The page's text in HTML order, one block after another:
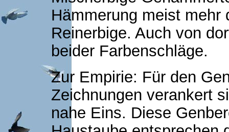
Hämmerung meist mehr
Reinerbige. Auch von
beider Farbenschläge.
Zur Empirie: Für den
Zeichnungen verankert
nahe Eins. Diese